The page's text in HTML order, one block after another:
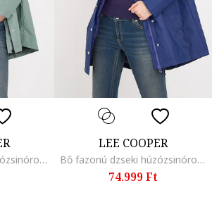
Bő fazonú dzseki húzózsinóros kapucnival, Világoszöld
LEE COOPER
Bő fazonú dzseki húzózsinóros kapucnival, Sötétkék
74.999 Ft